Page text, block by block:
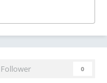
Follower 0